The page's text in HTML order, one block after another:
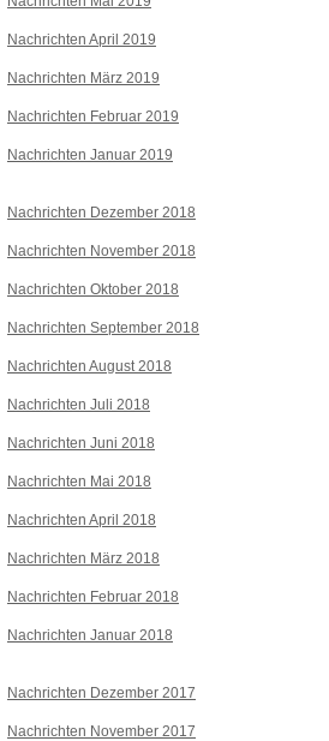
Nachrichten April 2019
Nachrichten März 2019
Nachrichten Februar 2019
Nachrichten Januar 2019
Nachrichten Dezember 2018
Nachrichten November 2018
Nachrichten Oktober 2018
Nachrichten September 2018
Nachrichten August 2018
Nachrichten Juli 2018
Nachrichten Juni 2018
Nachrichten Mai 2018
Nachrichten April 2018
Nachrichten März 2018
Nachrichten Februar 2018
Nachrichten Januar 2018
Nachrichten Dezember 2017
Nachrichten November 2017